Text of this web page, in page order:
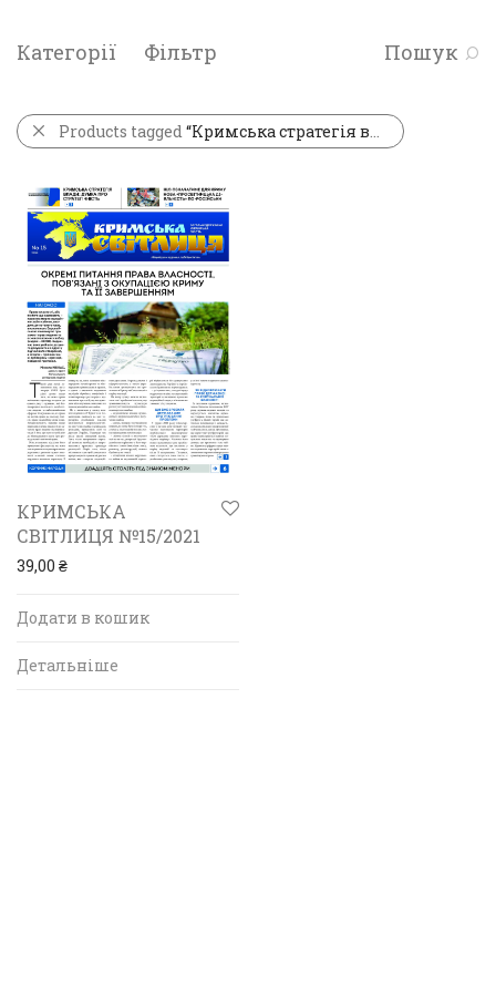
Категорії Фільтр Пошук
Products tagged“Кримська стратегія влади”
КРИМСЬКА
СВІТЛИЦЯ №15/2021
39,00 ₴
Додати в кошик
Детальніше